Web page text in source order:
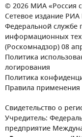
© 2026 МИА «Россия
Сетевое издание
Федеральной службе
информационных
(Роскомнадзор) 08
Политика
логирования
Политика
Правила
Свидетельство о
Учредитель:
предприятие